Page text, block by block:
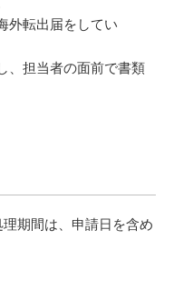
外転出届をしてい
、担当者の面前で書類
期間は、申請日を含め